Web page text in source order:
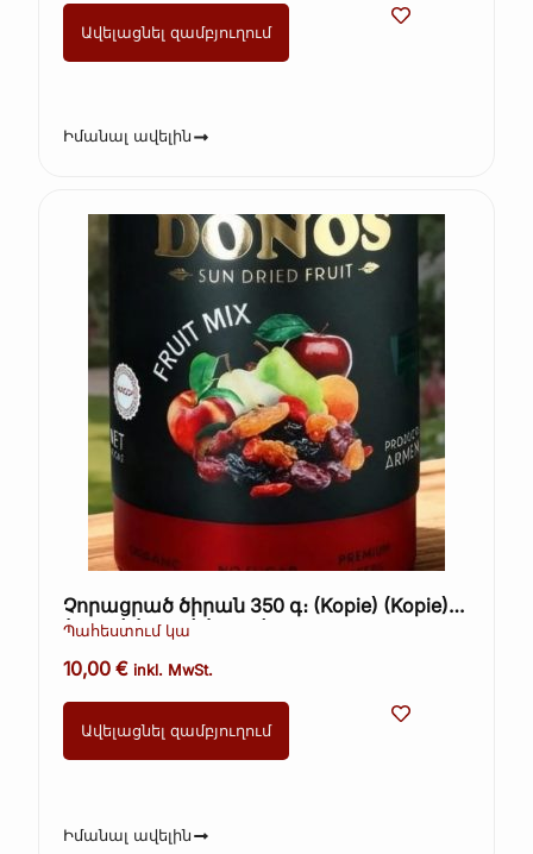
Ավելացնել զամբյուղում
Իմանալ ավելին
Չորացրած ծիրան 350 գ։ (Kopie) (Kopie)
(Kopie) (Kopie) (Kopie)
Պահեստում կա
10,00€ inkl. MwSt.
Ավելացնել զամբյուղում
Իմանալ ավելին